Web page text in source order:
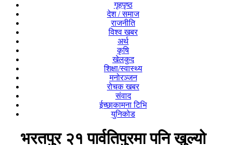
गृहपृष्ठ
देश / समाज
राजनीति
विश्व खबर
अर्थ
कृषि
खेलकुद
शिक्षा/स्वास्थ्य
मनोरञ्जन
रोचक खबर
संवाद
ईच्छाकामना टिभि
युनिकोड
भरतपुर २१ पार्वतिपुरमा पनि खुल्यो